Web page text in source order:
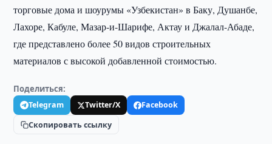
торговые дома и шоурумы «Узбекистан» в Баку, Душанбе,
Лахоре, Кабуле, Мазар-и-Шарифе, Актау и Джалал-Абаде,
где представлено более 50 видов строительных
материалов с высокой добавленной стоимостью.
Поделиться:
Telegram Twitter/X
Facebook
Скопировать ссылку